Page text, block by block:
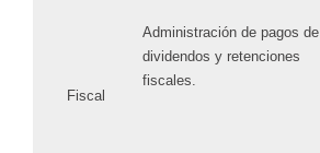
Fiscal
Administración de pagos de
dividendos y retenciones
fiscales.